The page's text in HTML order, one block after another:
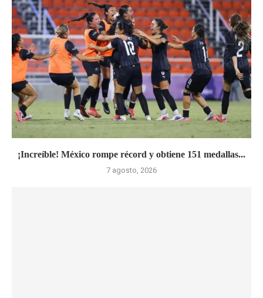
¡Increíble! México rompe récord y obtiene 151 medallas...
7 agosto, 2026